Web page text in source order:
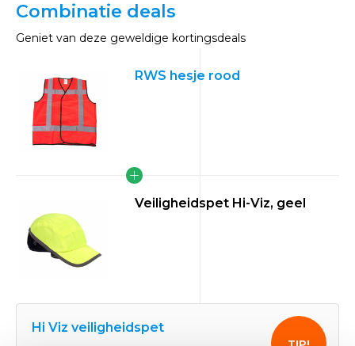
Combinatie deals
Geniet van deze geweldige kortingsdeals
RWS hesje rood
Veiligheidspet Hi-Viz, geel
Hi Viz veiligheidspet
TIP!